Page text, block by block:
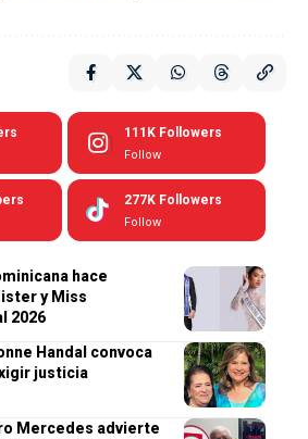
111K Followers
Follow
277K Followers
Follow
hace
y Miss
2026
Handal convoca
justicia
Mercedes advierte